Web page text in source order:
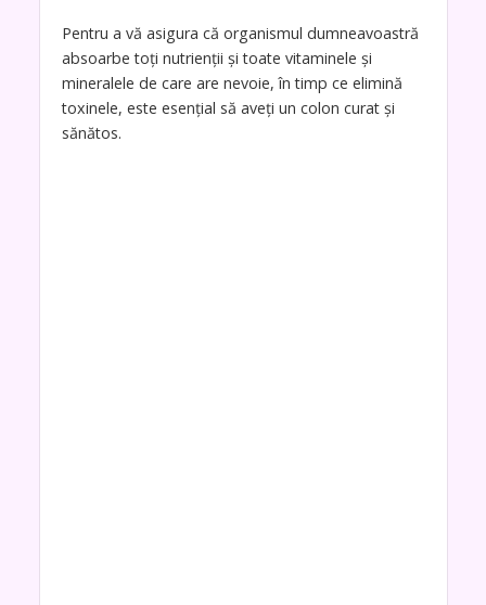
Pentru a vă asigura că organismul dumneavoastră
absoarbe toți nutrienții și toate vitaminele și
mineralele de care are nevoie, în timp ce elimină
toxinele, este esențial să aveți un colon curat și
sănătos.